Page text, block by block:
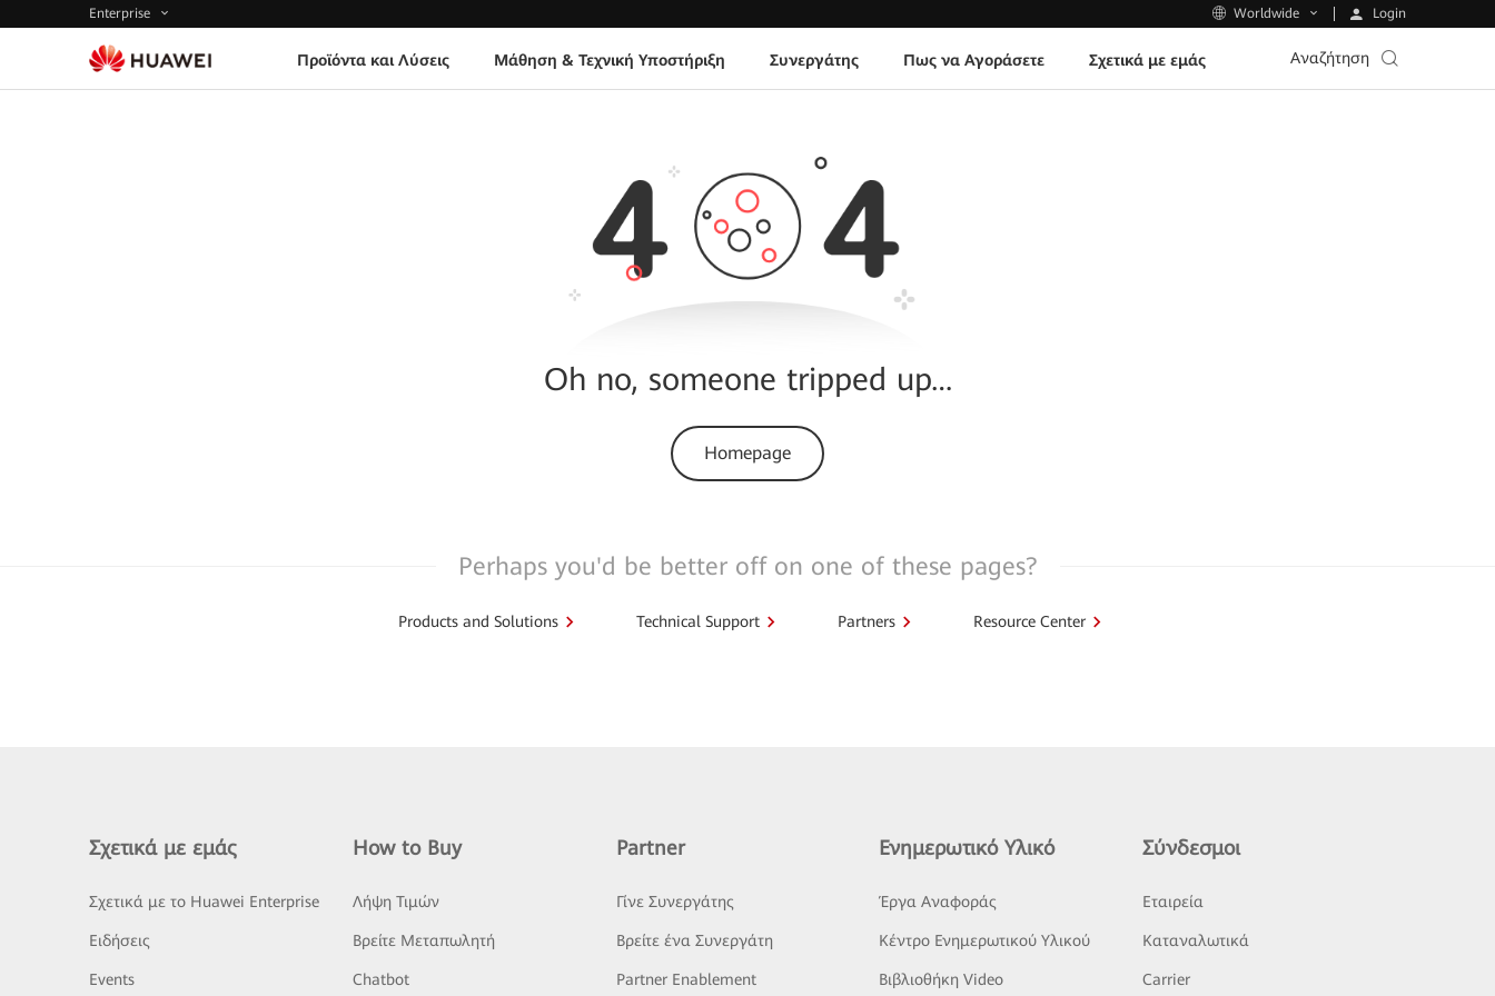
Enterprise Worldwide Login
Προϊόντα και Λύσεις Μάθηση & Τεχνική Υποστήριξη Συνεργάτης Πως να Αγοράσετε Σχετικά με εμάς Αναζήτηση
Oh no, someone tripped up…
Homepage
Perhaps you'd be better off on one of these pages?
Products and Solutions Technical Support Partners Resource Center
Σχετικά με εμάς
Σχετικά με το Huawei Enterprise
Ειδήσεις
Events
How to Buy
Λήψη Τιμών
Βρείτε Μεταπωλητή
Chatbot
Partner
Γίνε Συνεργάτης
Βρείτε ένα Συνεργάτη
Partner Enablement
Ενημερωτικό Υλικό
Έργα Αναφοράς
Κέντρο Ενημερωτικού Υλικού
Βιβλιοθήκη Video
Σύνδεσμοι
Εταιρεία
Καταναλωτικά
Carrier